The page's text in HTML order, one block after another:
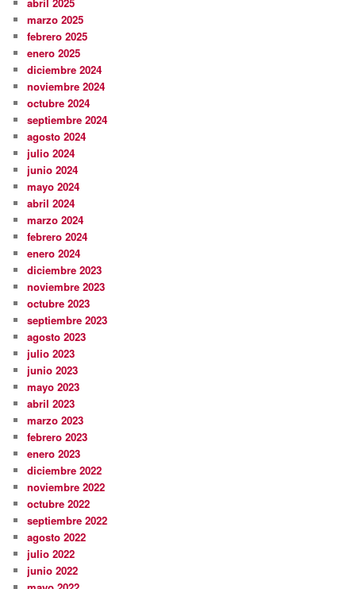
abril 2025
marzo 2025
febrero 2025
enero 2025
diciembre 2024
noviembre 2024
octubre 2024
septiembre 2024
agosto 2024
julio 2024
junio 2024
mayo 2024
abril 2024
marzo 2024
febrero 2024
enero 2024
diciembre 2023
noviembre 2023
octubre 2023
septiembre 2023
agosto 2023
julio 2023
junio 2023
mayo 2023
abril 2023
marzo 2023
febrero 2023
enero 2023
diciembre 2022
noviembre 2022
octubre 2022
septiembre 2022
agosto 2022
julio 2022
junio 2022